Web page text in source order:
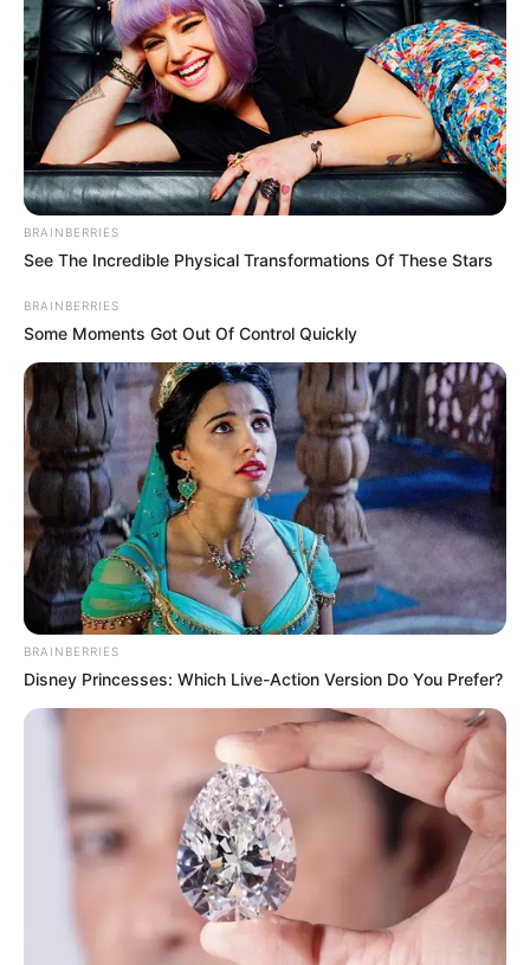
BRAINBERRIES
See The Incredible Physical Transformations Of These Stars
BRAINBERRIES
Some Moments Got Out Of Control Quickly
BRAINBERRIES
Disney Princesses: Which Live-Action Version Do You Prefer?